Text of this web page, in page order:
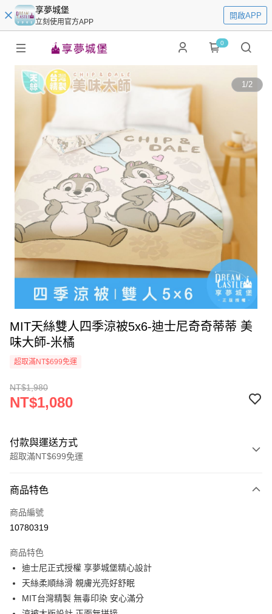
享夢城堡
立刻使用官方APP
開啟APP
0
1/2
MIT天絲雙人四季涼被5x6-迪士尼奇奇蒂蒂 美
味大師-米橘
超取滿NT$699免運
NT$1,980
NT$1,080
付款與運送方式
超取滿NT$699免運
信用卡一次付款
超商取貨付款
Apple Pay
街口支付
悠遊付
商品特色
商品編號
10780319
商品特色
迪士尼正式授權 享夢城堡精心設計
天絲柔順絲滑 親膚光亮好舒眠
MIT台灣精製 無毒印染 安心滿分